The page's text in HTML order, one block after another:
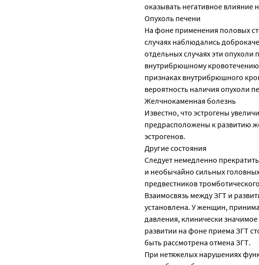
оказывать негативное влияние
Опухоль печени
На фоне применения половых
случаях наблюдались
отдельных случаях эти
внутрибрюшному
признаках внутрибрюшного
вероятность наличия опухоли
Желчнокаменная болезнь
Известно, что эстрогены
предрасположены к развитию
эстрогенов.
Другие состояния
Следует немедленно
и необычайно сильных
предвестников
Взаимосвязь между ЗГТ и
установлена. У женщин,
давления, клинически
развитии на фоне приема ЗГТ
быть рассмотрена отмена ЗГТ.
При нетяжелых нарушениях